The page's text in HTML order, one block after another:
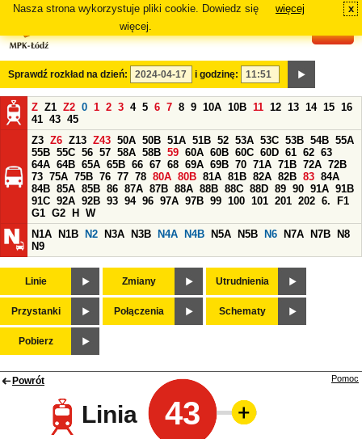
Nasza strona wykorzystuje pliki cookie. Dowiedz się
więcej.
więcej x
Sprawdź rozkład na dzień: i godzinę:
Z Z1 Z2 0 1 2 3 4 5 6 7 8 9 10A 10B 11 12 13 14 15 16
41 43 45
Z3 Z6 Z13 Z43 50A 50B 51A 51B 52 53A 53C 53B 54B 55A
55B 55C 56 57 58A 58B 59 60A 60B 60C 60D 61 62 63
64A 64B 65A 65B 66 67 68 69A 69B 70 71A 71B 72A 72B
73 75A 75B 76 77 78 80A 80B 81A 81B 82A 82B 83 84A
84B 85A 85B 86 87A 87B 88A 88B 88C 88D 89 90 91A 91B
91C 92A 92B 93 94 96 97A 97B 99 100 101 201 202 6.
F1
G1 G2 H
W
N1A
N1B N2 N3A N3B N4A N4B N5A N5B N6 N7A N7B
N8
N9
Linie Zmiany Utrudnienia
Przystanki Połączenia Schematy
Pobierz
Powrót
Linia 43
Pomoc